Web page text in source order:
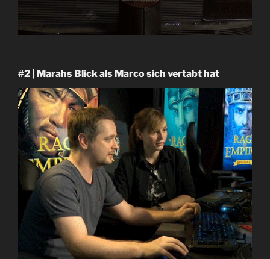
#2 | Marahs Blick als Marco sich vertabt hat